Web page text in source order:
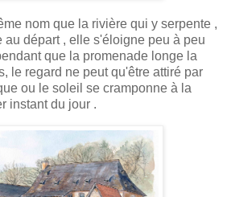
nom que la rivière qui y serpente ,
départ , elle s'éloigne peu à peu
que la promenade longe la
le regard ne peut qu'être attiré par
ou le soleil se cramponne à la
instant du jour .